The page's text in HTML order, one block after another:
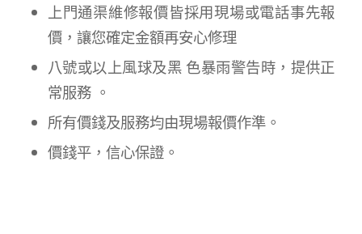
上門通渠維修報價皆採用現場或電話事先報
價，讓您確定金額再安心修理
八號或以上風球及黑 色暴雨警告時，提供正
常服務 。
所有價錢及服務均由現場報價作準。
價錢平，信心保證。